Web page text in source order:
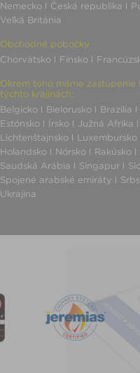
Nemecko
Česká republika
Veľká Británia
Obchodné pobočky
Chorvátsko
Fínsko
Okrem toho máme zastúpenie
týchto krajinách:
Belgicko
Bielorusko Brazília
Estónsko
Írsko Južná Afrika
Lichtenštajnsko
Luxembursko
Holandsko
Nórsko Rakúsko
Saudská Arábia
Singapur
Spojené arabské emiráty
Ukrajina